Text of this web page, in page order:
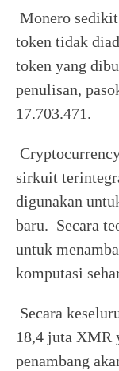
Monero
token tidak
token yang
penulisan,
17.703.471.
sirkuit
digunakan
baru. Secara
untuk
komputasi
Secara
18,4 juta XMR
penambang